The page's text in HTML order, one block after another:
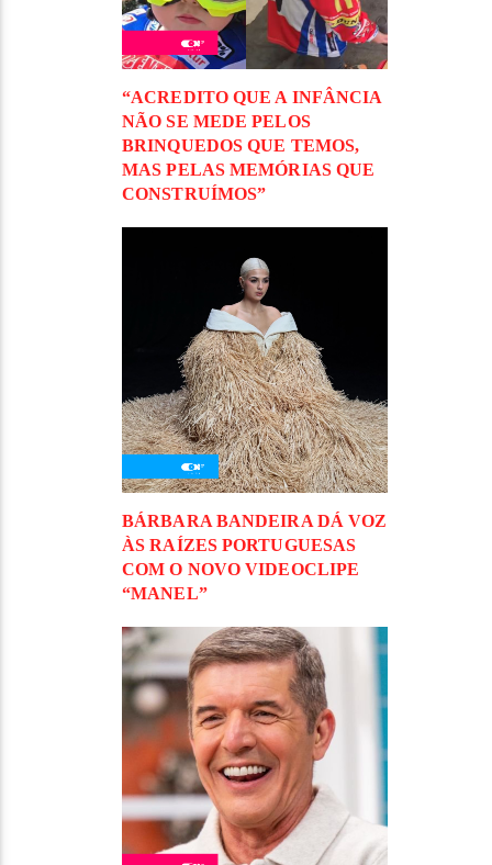
“ACREDITO QUE A INFÂNCIA
NÃO SE MEDE PELOS
BRINQUEDOS QUE TEMOS,
MAS PELAS MEMÓRIAS QUE
CONSTRUÍMOS”
BÁRBARA BANDEIRA DÁ VOZ
ÀS RAÍZES PORTUGUESAS
COM O NOVO VIDEOCLIPE
“MANEL”